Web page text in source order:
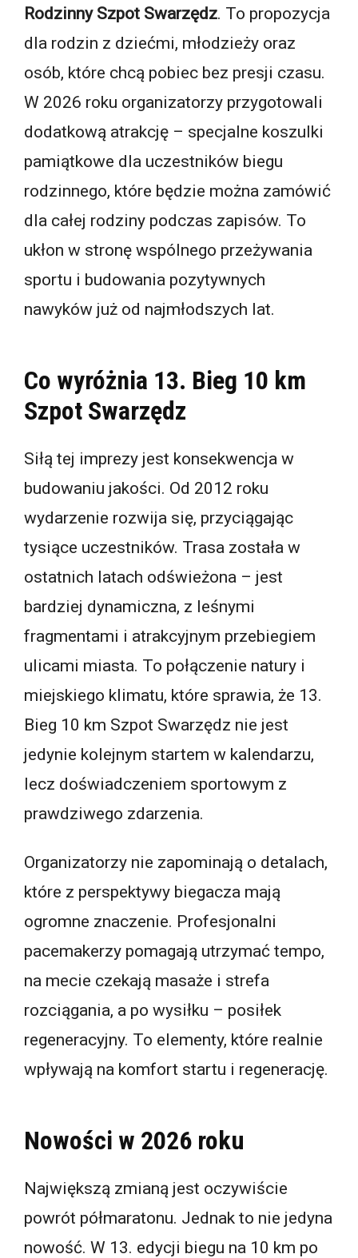
Rodzinny Szpot Swarzędz. To propozycja
dla rodzin z dziećmi, młodzieży oraz
osób, które chcą pobiec bez presji czasu.
W 2026 roku organizatorzy przygotowali
dodatkową atrakcję – specjalne koszulki
pamiątkowe dla uczestników biegu
rodzinnego, które będzie można zamówić
dla całej rodziny podczas zapisów. To
ukłon w stronę wspólnego przeżywania
sportu i budowania pozytywnych
nawyków już od najmłodszych lat.
Co wyróżnia 13. Bieg 10 km
Szpot Swarzędz
Siłą tej imprezy jest konsekwencja w
budowaniu jakości. Od 2012 roku
wydarzenie rozwija się, przyciągając
tysiące uczestników. Trasa została w
ostatnich latach odświeżona – jest
bardziej dynamiczna, z leśnymi
fragmentami i atrakcyjnym przebiegiem
ulicami miasta. To połączenie natury i
miejskiego klimatu, które sprawia, że 13.
Bieg 10 km Szpot Swarzędz nie jest
jedynie kolejnym startem w kalendarzu,
lecz doświadczeniem sportowym z
prawdziwego zdarzenia.
Organizatorzy nie zapominają o detalach,
które z perspektywy biegacza mają
ogromne znaczenie. Profesjonalni
pacemakerzy pomagają utrzymać tempo,
na mecie czekają masaże i strefa
rozciągania, a po wysiłku – posiłek
regeneracyjny. To elementy, które realnie
wpływają na komfort startu i regenerację.
Nowości w 2026 roku
Największą zmianą jest oczywiście
powrót półmaratonu. Jednak to nie jedyna
nowość. W 13. edycji biegu na 10 km po